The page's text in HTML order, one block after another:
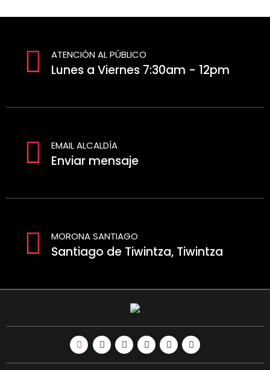
ATENCIÓN AL PÚBLICO
Lunes a Viernes 7:30am - 12pm
EMAIL ALCALDÍA
Enviar mensaje
MORONA SANTIAGO
Santiago de Tiwintza, Tiwintza